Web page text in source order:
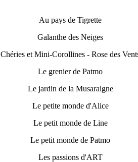
Au pays de Tigrette
Galanthe des Neiges
Chéries et Mini-Corollines - Rose des
Le grenier de Patmo
Le jardin de la Musaraigne
Le petite monde d'Alice
Le petit monde de Line
Le petit monde de Patmo
Les passions d'ART